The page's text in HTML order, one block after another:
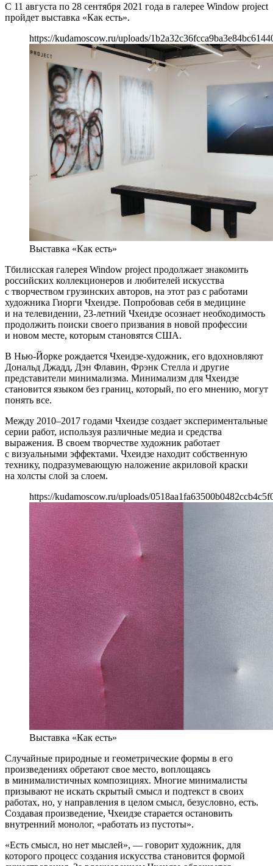
С 11 августа по 28 сентября 2021 года в галерее Window project
пройдет выставка «Как есть».
https://kudamoscow.ru/uploads/
Выставка «Как есть»
Тбилисская галерея Window project продолжает знакомить
российских коллекционеров и любителей искусства
с творчеством грузинских авторов, на этот раз с работами
художника Гиорги Чхеидзе. Попробовав себя в медицине
и на телевидении, 23-летний Чхеидзе осознает необходимость
продолжить поиски своего призвания в новой профессии
и новом месте, которым становятся США.
В Нью-Йорке рождается Чхеидзе-художник, его вдохновляют
Дональд Джадд, Дэн Флавин, Фрэнк Стелла и другие
представители минимализма. Минимализм для Чхеидзе
становится языком без границ, который, по его мнению, могут
понять все.
Между 2010–2017 годами Чхеидзе создает экспериментальные
серии работ, используя различные медиа и средства
выражения. В своем творчестве художник работает
с визуальными эффектами. Чхеидзе находит собственную
технику, подразумевающую наложение акриловой краски
на холсты слой за слоем.
https://kudamoscow.ru/uploads/
Выставка «Как есть»
Случайные природные и геометрические формы в его
произведениях обретают свое место, воплощаясь
в минималистичных композициях. Многие минималисты
призывают не искать скрытый смысл и подтекст в своих
работах, но, у направления в целом смысл, безусловно, есть.
Создавая произведение, Чхеидзе старается остановить
внутренний монолог, «работать из пустоты».
«Есть смысл, но нет мыслей», — говорит художник, для
которого процесс создания искусства становится формой